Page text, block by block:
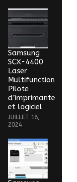
Samsung
SCX-4400
Laser
Multifunction
Pilote
d’imprimante
et logiciel
JUILLET 18,
2024